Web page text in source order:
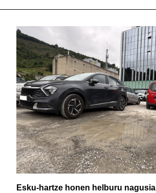
Esku-hartze honen helburu nagusia